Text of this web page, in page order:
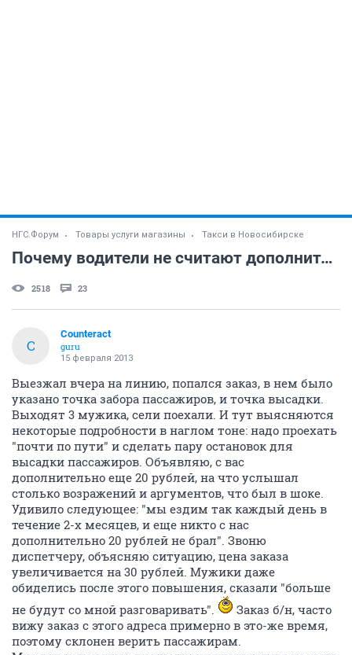
НГС.Форум Товары услуги магазины Такси в Новосибирске
Почему водители не считают дополнительные остановки пассажирам?
2518 23
C
Counteract
guru
15 февраля 2013
Выезжал вчера на линию, попался заказ, в нем было
указано точка забора пассажиров, и точка высадки.
Выходят 3 мужика, сели поехали. И тут выясняются
некоторые подробности в наглом тоне: надо проехать
"почти по пути" и сделать пару остановок для
высадки пассажиров. Объявляю, с вас
дополнительно еще 20 рублей, на что услышал
столько возражений и аргументов, что был в шоке.
Удивило следующее: "мы ездим так каждый день в
течение 2-х месяцев, и еще никто с нас
дополнительно 20 рублей не брал". Звоню
диспетчеру, объясняю ситуацию, цена заказа
увеличивается на 30 рублей. Мужики даже
обиделись после этого повышения, сказали "больше
не будут со мной разговаривать".
Заказ б/н, часто
вижу заказ с этого адреса примерно в это-же время,
поэтому склонен верить пассажирам.